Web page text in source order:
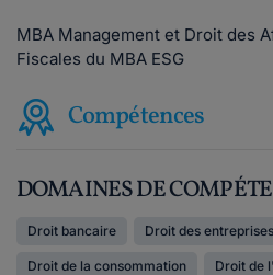
MBA Management et Droit des
Fiscales du MBA ESG
Compétences
DOMAINES DE
Droit bancaire Droit des entreprises
Droit de la consommation Droit de